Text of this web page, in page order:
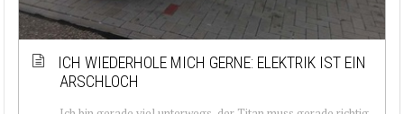
ICH WIEDERHOLE MICH GERNE: ELEKTRIK IST EIN
ARSCHLOCH